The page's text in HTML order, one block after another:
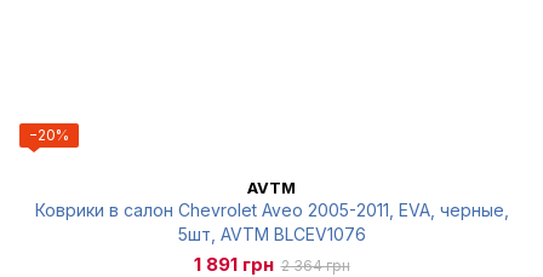
−20%
AVTM
Коврики в салон Chevrolet Aveo 2005-2011, EVA, черные,
5шт, AVTM BLCEV1076
1 891 грн 2 364 грн